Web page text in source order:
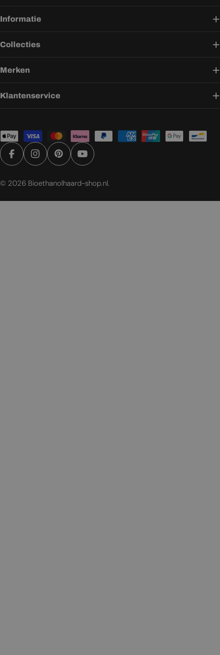
Informatie
Collecties
Merken
Klantenservice
Betaalmethoden
FacebookInstagramPinterestYouTube
© 2026 Bioethanolhaard-shop.nl.